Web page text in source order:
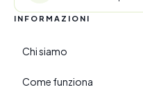
INFORMAZIONI
Chi siamo
Come funziona